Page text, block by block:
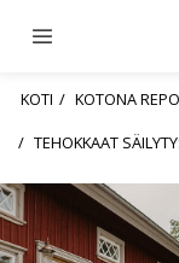
KOTI
KOTONA
TEHOKKAAT